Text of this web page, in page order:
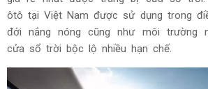
ôtô tại Việt Nam được sử dụng trong
đới nắng nóng cũng như môi trường
cửa sổ trời bộc lộ nhiều hạn chế.